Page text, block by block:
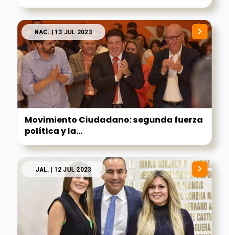
NAC. | 13 JUL 2023
Movimiento Ciudadano: segunda fuerza
política y la...
JAL. | 12 JUL 2023